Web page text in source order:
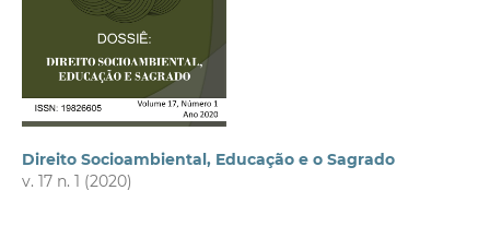
Direito Socioambiental, Educação e o Sagrado
v. 17 n. 1 (2020)